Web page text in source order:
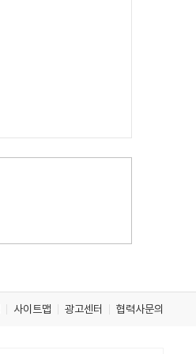
사이트맵 광고센터 협력사문의